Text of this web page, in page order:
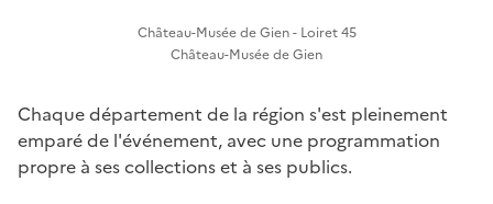
Château-Musée de Gien - Loiret 45
Château-Musée de Gien
Chaque département de la région s'est pleinement
emparé de l'événement, avec une programmation
propre à ses collections et à ses publics.